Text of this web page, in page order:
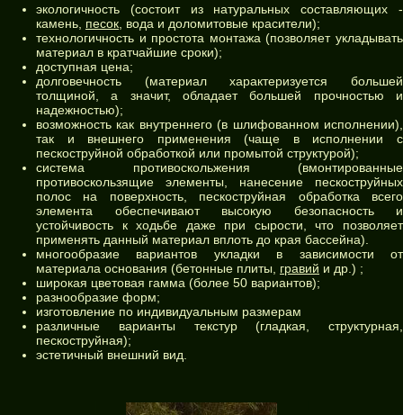
экологичность (состоит из натуральных составляющих -
камень, песок , вода и доломитовые красители);
технологичность и простота монтажа (позволяет укладывать
материал в кратчайшие сроки);
доступная цена;
долговечность (материал характеризуется большей
толщиной, а значит, обладает большей прочностью и
надежностью);
возможность как внутреннего (в шлифованном исполнении),
так и внешнего применения (чаще в исполнении с
пескоструйной обработкой или промытой структурой);
система противоскольжения (вмонтированные
противоскользящие элементы, нанесение пеcкоструйных
полос на поверхность, пескоструйная обработка всего
элемента обеспечивают высокую безопасность и
устойчивость к ходьбе даже при сырости, что позволяет
применять данный материал вплоть до края бассейна).
многообразие вариантов укладки в зависимости от
материала основания (бетонные плиты, гравий и др.) ;
широкая цветовая гамма (более 50 вариантов);
разнообразие форм;
изготовление по индивидуальным размерам
различные варианты текстур (гладкая, структурная,
пескоструйная);
эстетичный внешний вид.